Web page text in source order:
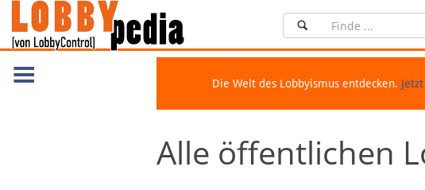
Die Welt des Lobbyismus entdecken.
Alle öffentlichen